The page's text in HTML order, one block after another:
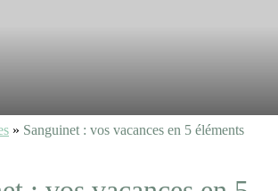
» Sanguinet : vos vacances en 5 éléments